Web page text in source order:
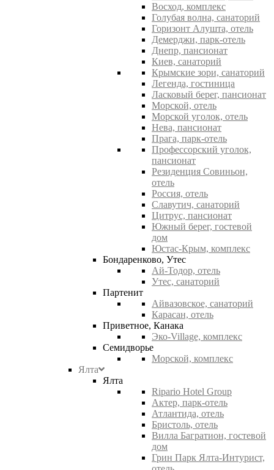
Восход, комплекс
Голубая волна, санаторий
Горизонт Алушта, отель
Демерджи, парк-отель
Днепр, пансионат
Киев, санаторий
Крымские зори, санаторий
Легенда, гостиница
Ласковый берег, пансионат
Морской, отель
Морской уголок, отель
Нева, пансионат
Прага, парк-отель
Профессорский уголок,
пансионат
Резиденция Совиньон,
отель
Россия, отель
Славутич, санаторий
Цитрус, пансионат
Южный берег, гостевой
дом
Юстас-Крым, комплекс
Бондаренково, Утес
Ай-Тодор, отель
Утес, санаторий
Партенит
Айвазовское, санаторий
Карасан, отель
Приветное, Канака
Эко-Village, комплекс
Семидворье
Морской, комплекс
Ялта
Ялта
Ripario Hotel Group
Актер, парк-отель
Атлантида, отель
Бристоль, отель
Вилла Багратион, гостевой
дом
Грин Парк Ялта-Интурист,